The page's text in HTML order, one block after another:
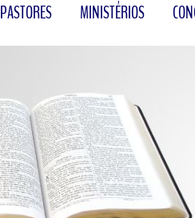
PASTORES MINISTÉRIOS